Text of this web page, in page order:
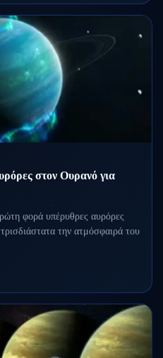
στον Ουρανό για
φορά υπέρυθρες αυρόρες
την ατμόσφαιρά του